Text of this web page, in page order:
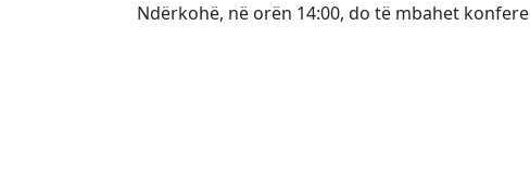
Ndërkohë, në orën 14:00, do të mbahet